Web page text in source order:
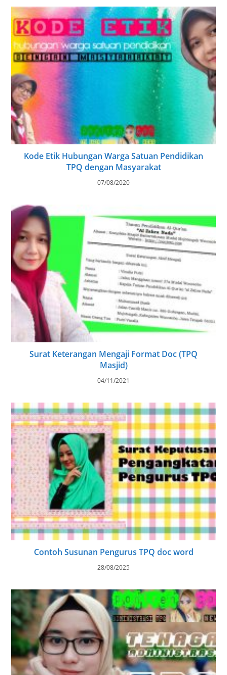
Kode Etik Hubungan Warga Satuan Pendidikan
TPQ dengan Masyarakat
07/08/2020
Surat Keterangan Mengaji Format Doc (TPQ
Masjid)
04/11/2021
Contoh Susunan Pengurus TPQ doc word
28/08/2025